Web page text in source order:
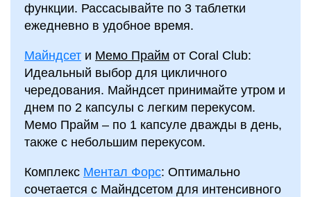
функции. Рассасывайте по 3 таблетки
ежедневно в удобное время.
Майндсет и Мемо Прайм от Coral Club:
Идеальный выбор для цикличного
чередования. Майндсет принимайте утром и
днем по 2 капсулы с легким перекусом.
Мемо Прайм – по 1 капсуле дважды в день,
также с небольшим перекусом.
Комплекс Ментал Форс: Оптимально
сочетается с Майндсетом для интенсивного